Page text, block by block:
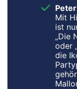
Mit
ist
„Die
oder
die